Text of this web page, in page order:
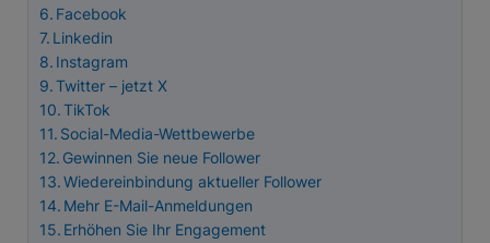
Facebook
Linkedin
Instagram
Twitter – jetzt X
TikTok
Social-Media-Wettbewerbe
Gewinnen Sie neue Follower
Wiedereinbindung aktueller Follower
Mehr E-Mail-Anmeldungen
Erhöhen Sie Ihr Engagement